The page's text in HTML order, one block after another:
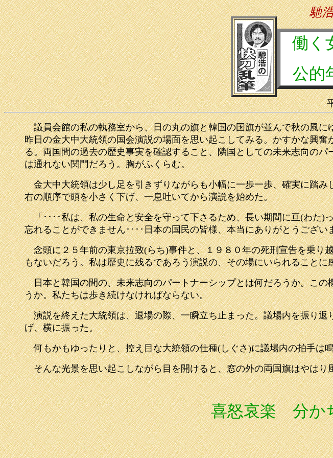
馳浩
働く
公的
議員会館の私の執務室から、日の丸の旗と韓国の国旗が並んで秋の風に
昨日の金大中大統領の国会演説の場面を思い起こしてみる。かすかな興
る。両国間の過去の歴史事実を確認すること、隣国としての未来志向の
は通れない関門だろう。胸がふくらむ。
金大中大統領は少し足を引きずりながらも小幅に一歩一歩、確実に踏み
右の順序で頭を小さく下げ、一息吐いてから演説を始めた。
「････私は、私の生命と安全を守って下さるため、長い期間に亘(わた)
忘れることができません････日本の国民の皆様、本当にありがとうござい
念頭に２５年前の東京拉致(らち)事件と、１９８０年の死刑宣告を乗り
もないだろう。私は歴史に残るであろう演説の、その場にいられることに
日本と韓国の間の、未来志向のパートナーシップとは何だろうか。この
うか。私たちは歩き続けなければならない。
演説を終えた大統領は、退場の際、一瞬立ち止まった。議場内を振り返
げ、横に振った。
何もかもゆったりと、控え目な大統領の仕種(しぐさ)に議場内の拍手は
そんな光景を思い起こしながら目を開けると、窓の外の両国旗はやはり
喜怒哀楽 分か